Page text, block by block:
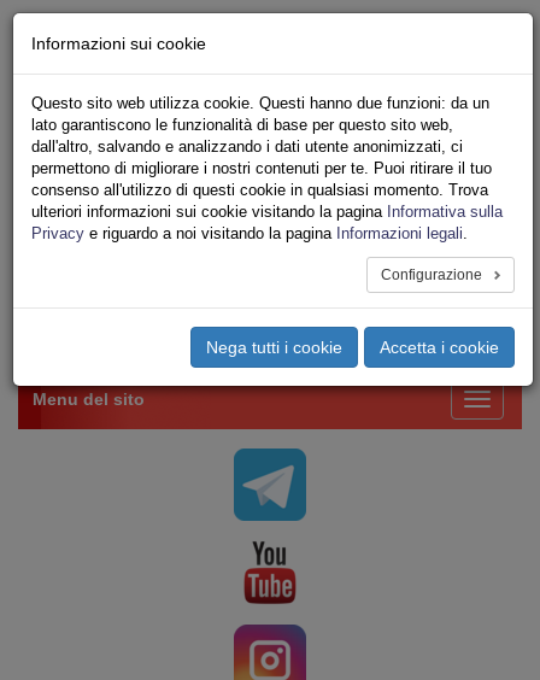
Iscriviti Online
Ricerca
Area Stampa
Privacy
VV.F.
UNIONE SINDACALE DI BASE SETTORE VIGILI
Toggle
Menu del sito
Informazioni sui cookie
Questo sito web utilizza cookie. Questi hanno due funzioni: da un
lato garantiscono le funzionalità di base per questo sito web,
dall'altro, salvando e analizzando i dati utente anonimizzati, ci
permettono di migliorare i nostri contenuti per te. Puoi ritirare il tuo
consenso all'utilizzo di questi cookie in qualsiasi momento. Trova
ulteriori informazioni sui cookie visitando la pagina Informativa sulla
Privacy e riguardo a noi visitando la pagina Informazioni legali.
Configurazione
Nega tutti i cookie Accetta i cookie